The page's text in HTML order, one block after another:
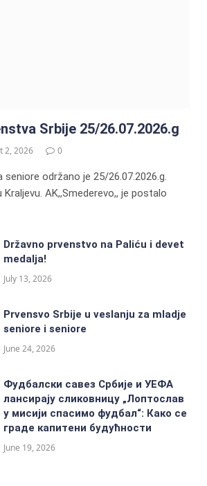
Srbije 25/26.07.2026.g
2, 2026 0
održano je 25/26.07.2026.g.
AK,,Smederevo,, je postalo
Državno prvenstvo na Paliću i devet
medalja!
July 13, 2026
Prvensvo Srbije u veslanju za mladje
seniore i seniore
June 24, 2026
Фудбалски савез Србије и УЕФА
лансирају сликовницу „Лоптослав
у мисији спасимо фудбал“: Како се
граде капитени будућности
June 19, 2026